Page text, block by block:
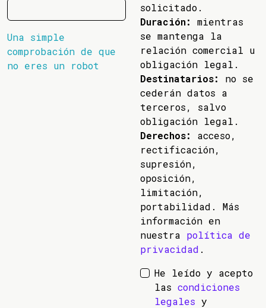
Una simple
comprobación de que
no eres un robot
solicitado.
Duración:
mientras
se mantenga la
relación comercial u
obligación legal.
Destinatarios:
no se
cederán datos a
terceros, salvo
obligación legal.
Derechos:
acceso,
rectificación,
supresión,
oposición,
limitación,
portabilidad. Más
información en
nuestra política de
privacidad .
He leído y acepto
las condiciones
legales y